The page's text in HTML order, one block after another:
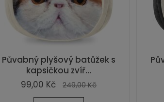
Půvabný plyšový batůžek s
kapsičkou zvíř...
99,00 Kč
249,00 Kč